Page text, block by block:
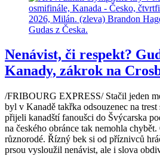
Nenávist, či respekt?
Kanady, zákrok na
/FRIBOURG EXPRESS/ Stačil jeden
byl v Kanadě takřka odsouzenec na
přijeli kanadští fanoušci do Švýcarska
na českého obránce tak nemohla
různorodé. Řízný bek si od příznivců
prsou vysloužil nenávist, ale i slova